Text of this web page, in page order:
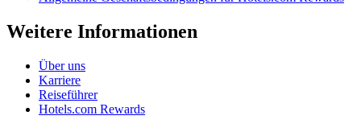
Weitere Informationen
Über uns
Karriere
Reiseführer
Hotels.com Rewards